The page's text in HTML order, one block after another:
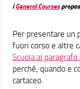
iGeneral Courses
Per presentare un
fuori corso e altre
Scuola al paragrafo
perché, quando e
cartaceo.